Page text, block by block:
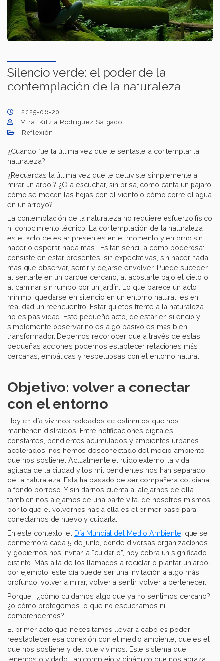
Silencio verde: el poder de la
contemplación de la naturaleza
2025-06-20
Mtra. Kitzia Rodríguez Salgado
Reflexión
¿Cuándo fue la última vez que te sentaste a contemplar la
naturaleza?
¿Recuerdas la última vez que te detuviste simplemente a
mirar un árbol? ¿O a escuchar, sin prisa, cómo canta un pájaro,
cómo se mecen las hojas con el viento o cómo corre el agua
en un arroyo?
La contemplación de la naturaleza no requiere esfuerzo físico
ni conocimiento técnico. La contemplación de la naturaleza
es el acto de estar presentes en el momento y entorno sin
hacer o esperar nada más. Es tan sencilla como poderosa:
consiste en estar presentes, sin expectativas, sin hacer nada
más que observar, sentir y dejarse envolver. Puede suceder
al sentarte en un parque cercano, al acostarte bajo el cielo o
al caminar sin rumbo por un jardín. Lo que parece un acto
mínimo, quedarse en silencio en un entorno natural, es en
realidad un reencuentro. Estar quietos frente a la naturaleza
no es pasividad. Este pequeño acto, de estar en silencio y
simplemente observar no es algo pasivo es más bien
transformador. Debemos reconocer que a través de estas
pequeñas acciones podemos establecer relaciones más
cercanas, empáticas y respetuosas con el entorno natural.
Objetivo: volver a conectar
con el entorno
Hoy en día vivimos rodeados de estímulos que nos
mantienen distraídos. Entre notificaciones digitales
constantes, pendientes acumulados y ambientes urbanos
acelerados, nos hemos desconectado del medio ambiente
que nos sostiene. Actualmente el ruido externo, la vida
agitada de la ciudad y los mil pendientes nos han separado
de la naturaleza. Esta ha pasado de ser compañera cotidiana
a fondo borroso. Y sin darnos cuenta al alejarnos de ella
también nos alejamos de una parte vital de nosotros mismos;
por lo que el volvernos hacia ella es el primer paso para
conectarnos de nuevo y cuidarla.
En este contexto, el Día Mundial del Medio Ambiente , que se
conmemora cada 5 de junio, donde diversas organizaciones
y gobiernos nos invitan a “cuidarlo”, hoy cobra un significado
distinto. Más allá de los llamados a reciclar o plantar un árbol,
por ejemplo, este día puede ser una invitación a algo más
profundo: volver a mirar, volver a sentir, volver a pertenecer.
Porque… ¿cómo cuidamos algo que ya no sentimos cercano?
¿o cómo protegemos lo que no escuchamos ni
comprendemos?
El primer acto que necesitamos llevar a cabo es poder
reestablecer esa conexión con el medio ambiente, que es el
que nos sostiene y del que vivimos. Este sistema que
tenemos olvidado, tan complejo y dinámico que nos abraza